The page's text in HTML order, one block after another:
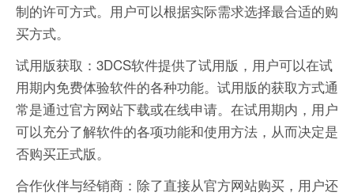
制的许可方式。用户可以根据实际需求选择最合适的购
买方式。
试用版获取：3DCS软件提供了试用版，用户可以在试
用期内免费体验软件的各种功能。试用版的获取方式通
常是通过官方网站下载或在线申请。在试用期内，用户
可以充分了解软件的各项功能和使用方法，从而决定是
否购买正式版。
合作伙伴与经销商：除了直接从官方网站购买，用户还